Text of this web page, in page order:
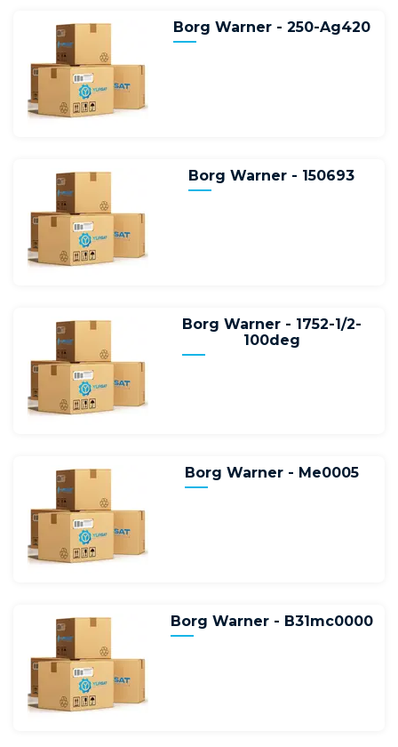
Borg Warner - 250-Ag420
Borg Warner - 150693
Borg Warner - 1752-1/2-
100deg
Borg Warner - Me0005
Borg Warner - B31mc0000